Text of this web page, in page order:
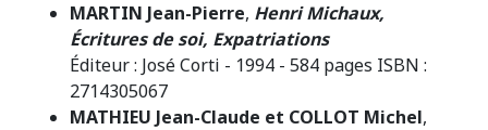
MARTIN Jean-Pierre, Henri Michaux,
Écritures de soi, Expatriations
Éditeur : José Corti - 1994 - 584 pages ISBN :
2714305067
MATHIEU Jean-Claude et COLLOT Michel,